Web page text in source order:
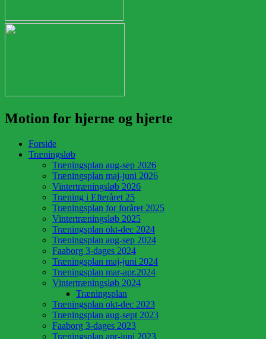
Motion for hjerne og hjerte
Forside
Træningsløb
Træningsplan aug-sep 2026
Træningsplan maj-juni 2026
Vintertræningsløb 2026
Træning i Efteråret 25
Træningsplan for foråret 2025
Vintertræningsløb 2025
Træningsplan okt-dec 2024
Træningsplan aug-sep 2024
Faaborg 3-dages 2024
Træningsplan maj-juni 2024
Træningsplan mar-apr.2024
Vintertræningsløb 2024
Træningsplan
Træningsplan okt-dec 2023
Træningsplan aug-sept 2023
Faaborg 3-dages 2023
Træningsplan apr-juni 2023